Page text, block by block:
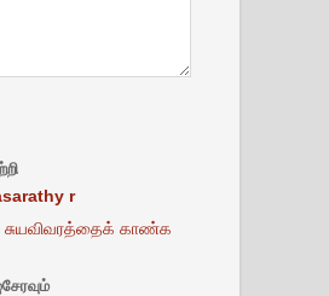
r
சுயவிவரத்தைக் காண்க